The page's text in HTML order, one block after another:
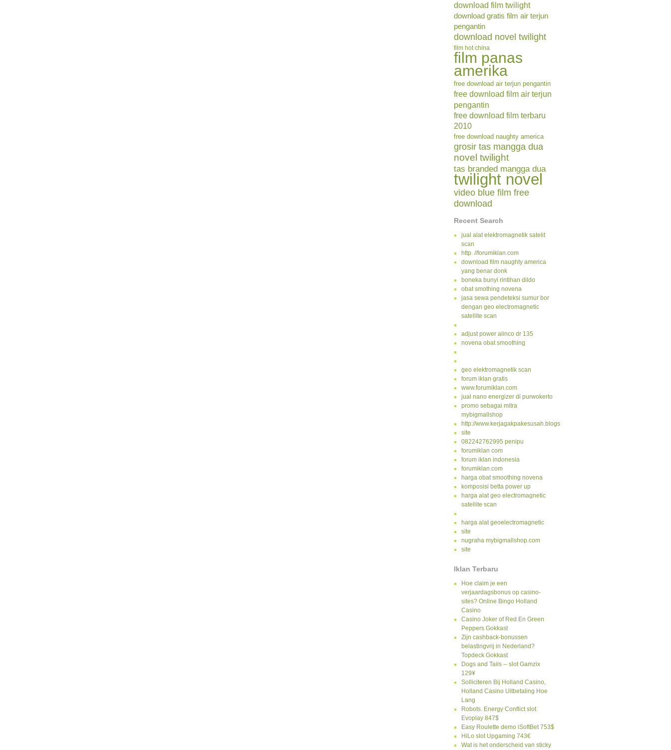
download film twilight
download gratis film air terjun
pengantin
download novel twilight
film hot china
film panas
amerika
free download air terjun pengantin
free download film air terjun
pengantin
free download film terbaru
2010
free download naughty america
grosir tas mangga dua
novel twilight
tas branded mangga dua
twilight novel
video blue film free
download
Recent Search
jual alat elektromagnetik satelit
scan
http. //forumiklan.com
download film naughty america
yang benar donk
boneka bunyi rintihan dildo
obat smothing novena
jasa sewa pendeteksi sumur bor
dengan geo electromagnetic
satellite scan
adjust power alinco dr 135
novena obat smoothing
geo elektromagnetik scan
forum iklan gratis
www.forumiklan.com
jual nano energizer di purwokerto
promo sebagai mitra
mybigmallshop
http://www.kerjagakpakesusah.blogspot.com/
site
082242762995 penipu
forumiklan com
forum iklan indonesia
forumiklan.com
harga obat smoothing novena
komposisi betta power up
harga alat geo electromagnetic
satellite scan
harga alat geoelectromagnetic
site
nugraha mybigmallshop.com
site
Iklan Terbaru
Hoe claim je een
verjaardagsbonus op casino-
sites? Online Bingo Holland
Casino
Casino Joker of Red En Green
Peppers Gokkast
Zijn cashback-bonussen
belastingvrij in Nederland?
Topdeck Gokkast
Dogs and Tails -- slot Gamzix
129¥
Solliciteren Bij Holland Casino,
Holland Casino Uitbetaling Hoe
Lang
Robots. Energy Conflict slot
Evoplay 847$
Easy Roulette demo iSoftBet 753$
HiLo slot Upgaming 743€
Wat is het onderscheid van sticky